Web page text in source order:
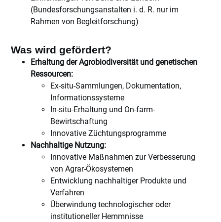
(Bundesforschungsanstalten i. d. R. nur im
Rahmen von Begleitforschung)
Was wird gefördert?
Erhaltung der Agrobiodiversität und genetischen
Ressourcen:
Ex-situ-Sammlungen, Dokumentation,
Informationssysteme
In-situ-Erhaltung und On-farm-
Bewirtschaftung
Innovative Züchtungsprogramme
Nachhaltige Nutzung:
Innovative Maßnahmen zur Verbesserung
von Agrar-Ökosystemen
Entwicklung nachhaltiger Produkte und
Verfahren
Überwindung technologischer oder
institutioneller Hemmnisse